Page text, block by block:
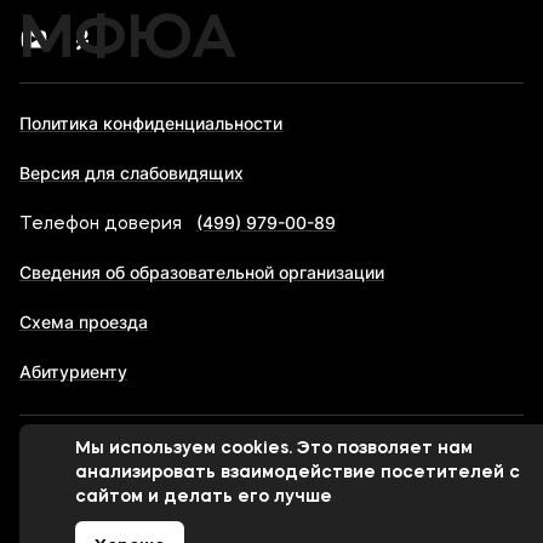
МФЮА
Политика конфиденциальности
Версия для слабовидящих
Телефон доверия (499) 979-00-89
Сведения об образовательной организации
Схема проезда
Абитуриенту
© 1998-2026 Московский финансово-юридический
университет МФЮА
Мы используем cookies. Это позволяет нам
анализировать взаимодействие посетителей с
сайтом и делать его лучше